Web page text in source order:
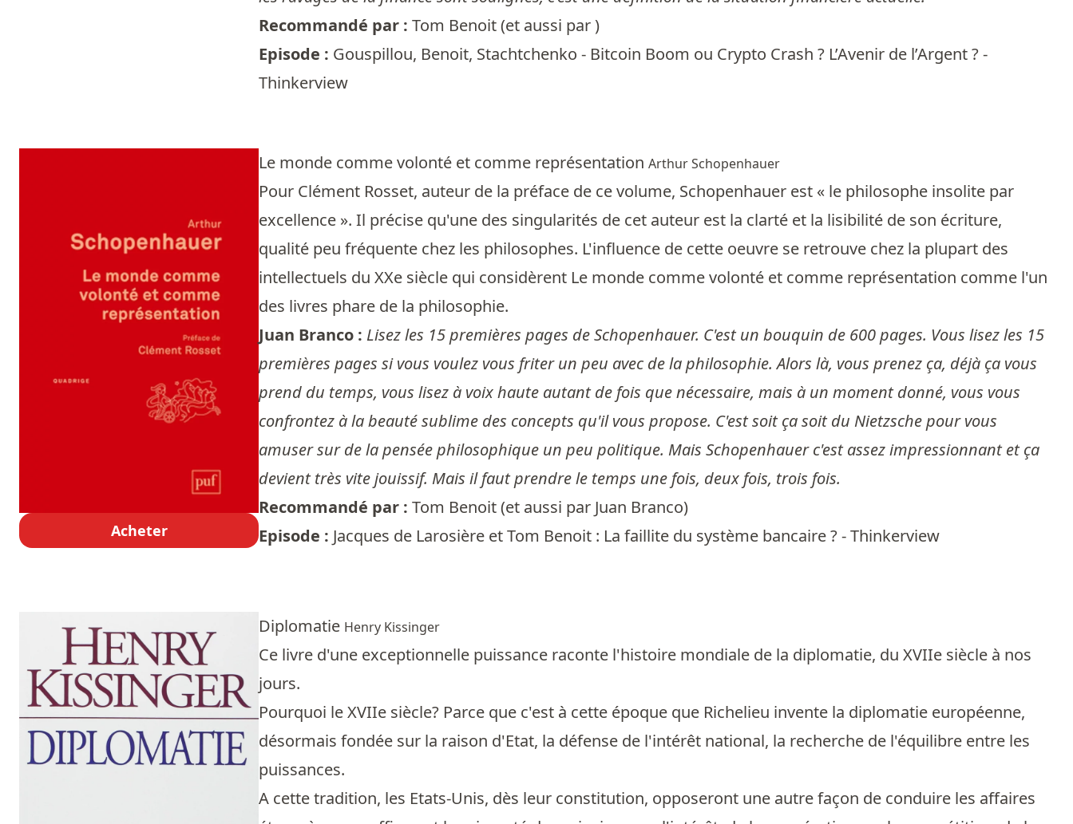
Recommandé par : Tom Benoit(et aussi par )
Episode : Gouspillou, Benoit, Stachtchenko - Bitcoin Boom ou Crypto Crash ? L’Avenir de l’Argent ? -
Thinkerview
Acheter
Le monde comme volonté et comme représentation Arthur Schopenhauer
Pour Clément Rosset, auteur de la préface de ce volume, Schopenhauer est « le philosophe insolite par
excellence ». Il précise qu'une des singularités de cet auteur est la clarté et la lisibilité de son écriture,
qualité peu fréquente chez les philosophes. L'influence de cette oeuvre se retrouve chez la plupart des
intellectuels du XXe siècle qui considèrent Le monde comme volonté et comme représentation comme l'un
des livres phare de la philosophie.
Juan Branco : Lisez les 15 premières pages de Schopenhauer. C'est un bouquin de 600 pages. Vous lisez les 15
premières pages si vous voulez vous friter un peu avec de la philosophie. Alors là, vous prenez ça, déjà ça vous
prend du temps, vous lisez à voix haute autant de fois que nécessaire, mais à un moment donné, vous vous
confrontez à la beauté sublime des concepts qu'il vous propose. C'est soit ça soit du Nietzsche pour vous
amuser sur de la pensée philosophique un peu politique. Mais Schopenhauer c'est assez impressionnant et ça
devient très vite jouissif. Mais il faut prendre le temps une fois, deux fois, trois fois.
Recommandé par : Tom Benoit(et aussi par Juan Branco)
Episode : Jacques de Larosière et Tom Benoit : La faillite du système bancaire ? - Thinkerview
Diplomatie Henry Kissinger
Ce livre d'une exceptionnelle puissance raconte l'histoire mondiale de la diplomatie, du XVIIe siècle à nos
jours.
Pourquoi le XVIIe siècle? Parce que c'est à cette époque que Richelieu invente la diplomatie européenne,
désormais fondée sur la raison d'Etat, la défense de l'intérêt national, la recherche de l'équilibre entre les
puissances.
A cette tradition, les Etats-Unis, dès leur constitution, opposeront une autre façon de conduire les affaires